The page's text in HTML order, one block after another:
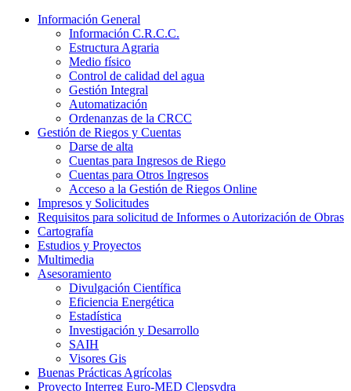
Información General
Información C.R.C.C.
Estructura Agraria
Medio físico
Control de calidad del agua
Gestión Integral
Automatización
Ordenanzas de la CRCC
Gestión de Riegos y Cuentas
Darse de alta
Cuentas para Ingresos de Riego
Cuentas para Otros Ingresos
Acceso a la Gestión de Riegos Online
Impresos y Solicitudes
Requisitos para solicitud de Informes o Autorización de Obras
Cartografía
Estudios y Proyectos
Multimedia
Asesoramiento
Divulgación Científica
Eficiencia Energética
Estadística
Investigación y Desarrollo
SAIH
Visores Gis
Buenas Prácticas Agrícolas
Proyecto Interreg Euro-MED Clepsydra